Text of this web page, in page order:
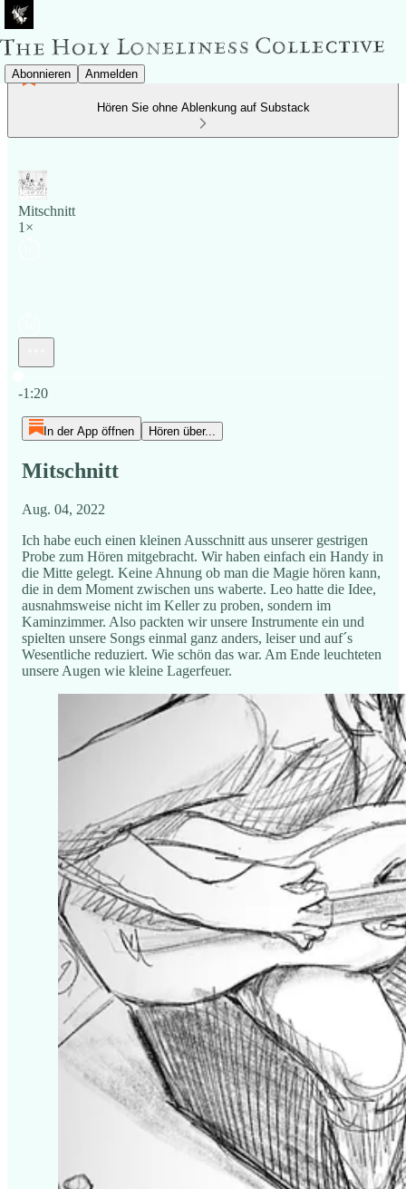
Abonnieren Anmelden
Hören Sie ohne Ablenkung auf Substack
Mitschnitt
1×
-1:20
In der App öffnen Hören über...
Mitschnitt
Aug. 04, 2022
Ich habe euch einen kleinen Ausschnitt aus unserer gestrigen
Probe zum Hören mitgebracht. Wir haben einfach ein Handy in
die Mitte gelegt. Keine Ahnung ob man die Magie hören kann,
die in dem Moment zwischen uns waberte. Leo hatte die Idee,
ausnahmsweise nicht im Keller zu proben, sondern im
Kaminzimmer. Also packten wir unsere Instrumente ein und
spielten unsere Songs einmal ganz anders, leiser und auf´s
Wesentliche reduziert. Wie schön das war. Am Ende leuchteten
unsere Augen wie kleine Lagerfeuer.